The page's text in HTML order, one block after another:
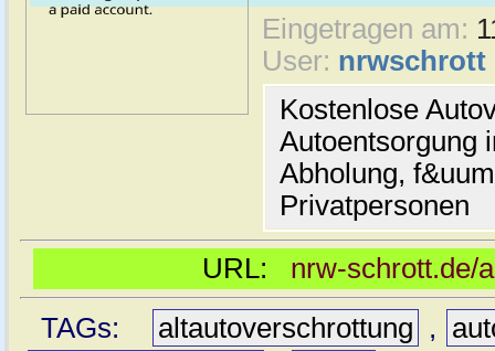
Eingetragen am:
User: nrwschrott
Kostenlose
Autoentsorgung
Abholung,
Privatpersonen
URL: nrw-schrott.de/
TAGs:
altautoverschrottung ,